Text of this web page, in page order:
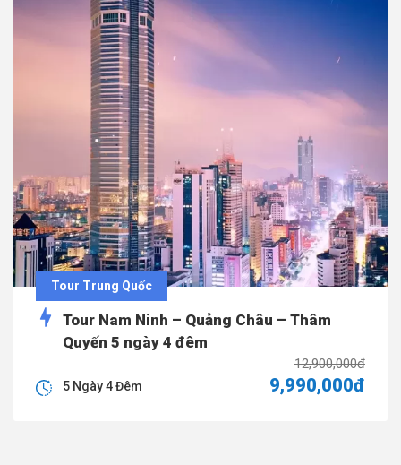
Tour Trung Quốc
Tour Nam Ninh – Quảng Châu – Thâm
Quyến 5 ngày 4 đêm
12,900,000đ
9,990,000đ
5 Ngày 4 Đêm